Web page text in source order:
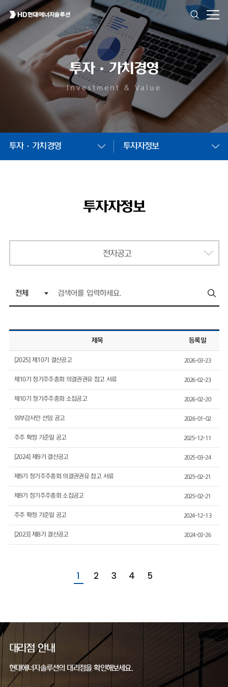
투자·가치경영
Investment & Value
투자·가치경영 투자자정보
투자자정보
전자공고
제목 등록일
[2025] 제10기 결산공고 2026-03-23
제10기 정기주주총회 의결권권유 참고 서류 2026-02-23
제10기 정기주주총회 소집공고 2026-02-20
외부감사인 선임 공고 2026-01-02
주주 확정 기준일 공고 2025-12-11
[2024] 제9기 결산공고 2025-03-24
제9기 정기주주총회 의결권권유 참고 서류 2025-02-21
제9기 정기주주총회 소집공고 2025-02-21
주주 확정 기준일 공고 2024-12-13
[2023] 제8기 결산공고 2024-03-26
1 2 3 4 5
대리점 안내
현대에너지솔루션의 대리점을 확인해보세요.